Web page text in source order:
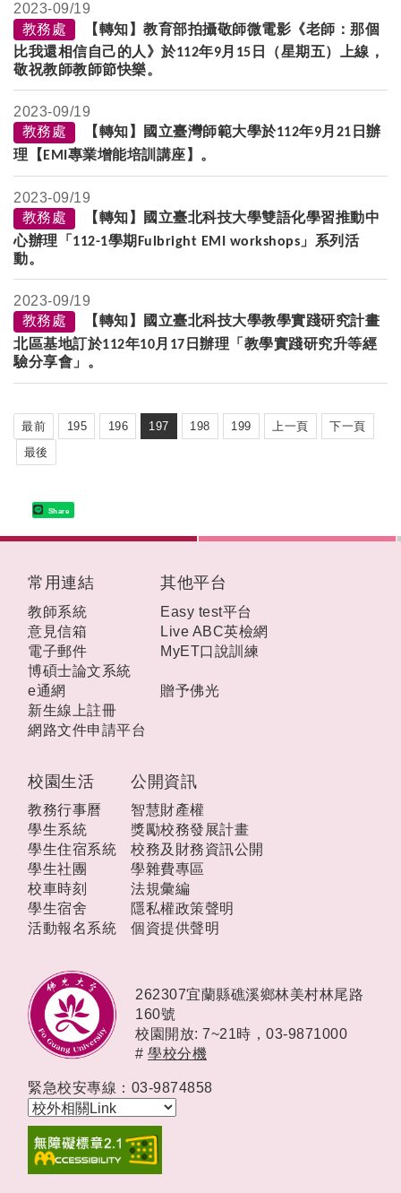
2023-09/19
教務處
【轉知】教育部拍攝敬師微電影《老師：那個
比我還相信自己的人》於112年9月 15 日（星期五）上線，
敬祝教師教師節快樂。
2023-09/19
教務處
【轉知】國立臺灣師範大學於112年9月 21 日辦
理【 EMI 專業增能培訓講座】。
2023-09/19
教務處
【轉知】國立臺北科技大學雙語化學習推動中
心辦理「 112-1學期 Fulbright EMI workshops 」系列活
動。
2023-09/19
教務處
【轉知】國立臺北科技大學教學實踐研究計畫
北區基地訂於112年10月 17 日辦理「教學實踐研究升等經
驗分享會」。
最前 195 196 197 198 199 上一頁
下一頁
最後
Share
校園生活
教務行事曆
學生系統
學生住宿系統
學生社團
校車時刻
學生宿舍
活動報名系統
公開資訊
智慧財產權
獎勵校務發展計畫
校務及財務資訊公開
學雜費專區
法規彙編
隱私權政策聲明
個資提供聲明
常用連結
教師系統
意見信箱
電子郵件
博碩士論文系統
e通網
新生線上註冊
網路文件申請平台
其他平台
Easy test平台
Live ABC英檢網
MyET口說訓練
贈予佛光
262307宜蘭縣礁溪鄉林美村林尾路
160號
校園開放: 7~21時， 03-9871000
# 學校分機
緊急校安專線：03-9874858